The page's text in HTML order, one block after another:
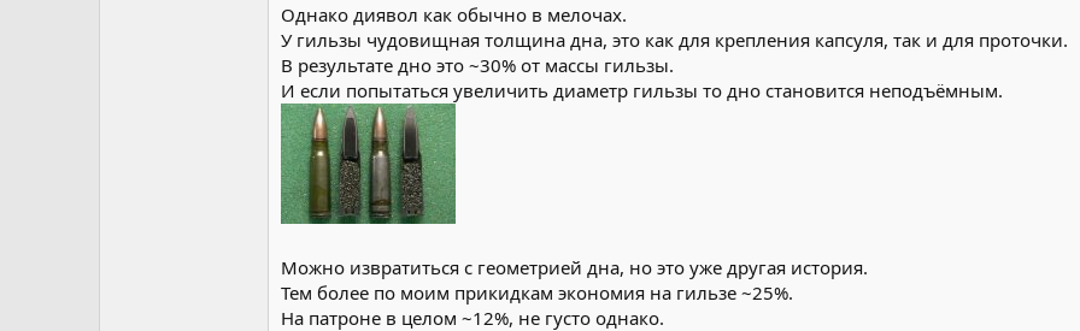
Однако диявол как обычно в мелочах.
У гильзы чудовищная толщина дна, это как для крепления капсуля, так и для проточки.
В результате дно это ~30% от массы гильзы.
И если попытаться увеличить диаметр гильзы то дно становится неподъёмным.
Можно извратиться с геометрией дна, но это уже другая история.
Тем более по моим прикидкам экономия на гильзе ~25%.
На патроне в целом ~12%, не густо однако.